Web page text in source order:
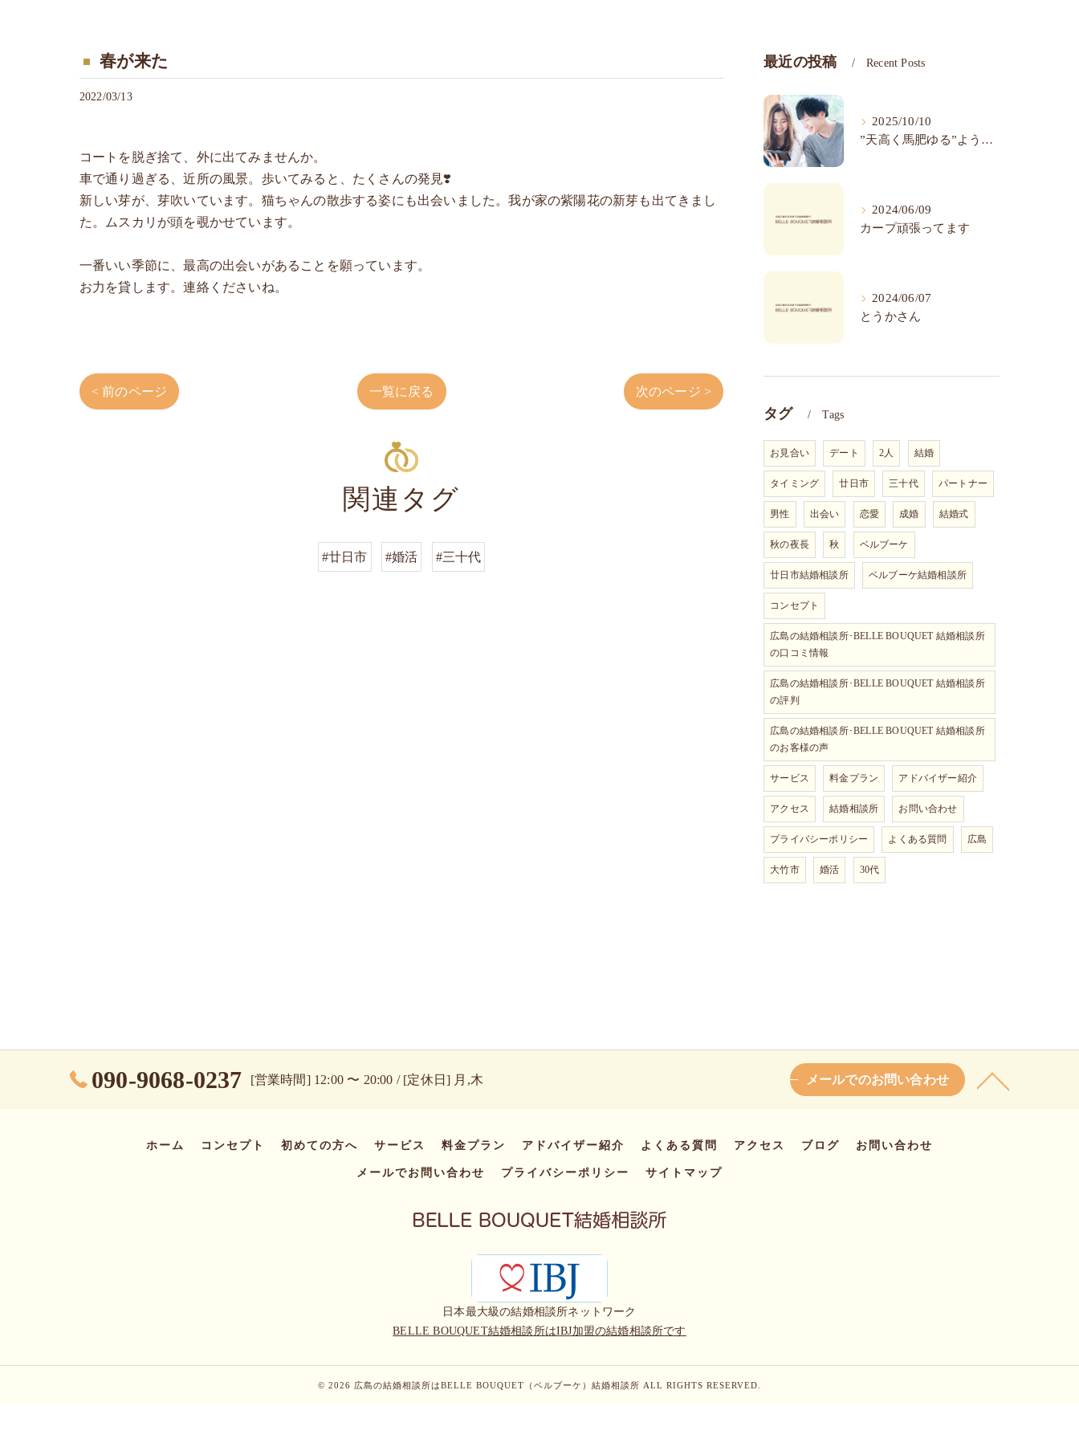
春が来た
2022/03/13
コートを脱ぎ捨て、外に出てみませんか。
車で通り過ぎる、近所の風景。歩いてみると、たくさんの発見❣️
新しい芽が、芽吹いています。猫ちゃんの散歩する姿にも出会いました。我が家の紫陽花の新芽も出てきまし
た。ムスカリが頭を覗かせています。
一番いい季節に、最高の出会いがあることを願っています。
お力を貸します。連絡くださいね。
< 前のページ 一覧に戻る 次のページ >
関連タグ
#廿日市 #婚活 #三十代
最近の投稿 Recent Posts
2025/10/10
”天高く馬肥ゆる”ようやく秋らしくなりました
2024/06/09
カープ頑張ってます
2024/06/07
とうかさん
タグ Tags
お見合い デート 2人 結婚
タイミング 廿日市 三十代 パートナー
男性 出会い 恋愛 成婚 結婚式
秋の夜長 秋 ベルブーケ
廿日市結婚相談所 ベルブーケ結婚相談所
コンセプト
広島の結婚相談所･BELLE BOUQUET 結婚相談所
の口コミ情報
広島の結婚相談所･BELLE BOUQUET 結婚相談所
の評判
広島の結婚相談所･BELLE BOUQUET 結婚相談所
のお客様の声
サービス 料金プラン アドバイザー紹介
アクセス 結婚相談所 お問い合わせ
プライバシーポリシー よくある質問 広島
大竹市 婚活 30代
090-9068-0237 [営業時間] 12:00 〜 20:00 / [定休日] 月,木 メールでのお問い合わせ
ホーム コンセプト 初めての方へ サービス 料金プラン アドバイザー紹介 よくある質問 アクセス ブログ お問い合わせ
メールでお問い合わせ プライバシーポリシー サイトマップ
日本最大級の結婚相談所ネットワーク
BELLE BOUQUET結婚相談所はIBJ加盟の結婚相談所です
© 2026 広島の結婚相談所はBELLE BOUQUET（ベルブーケ）結婚相談所 ALL RIGHTS RESERVED.